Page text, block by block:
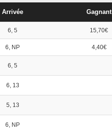
Arrivée Gagnant
6, 5 15,70€
6, NP 4,40€
6, 5
6, 13
5, 13
6, NP